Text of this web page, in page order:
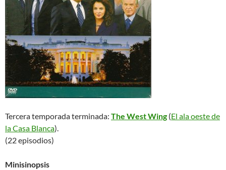
Tercera temporada terminada: The West Wing (El ala oeste de
la Casa Blanca).
(22 episodios)
Minisinopsis